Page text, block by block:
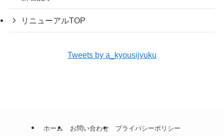
リニューアルTOP
Tweets by a_kyousijyuku
ホーム お問い合わせ プライバシーポリシー